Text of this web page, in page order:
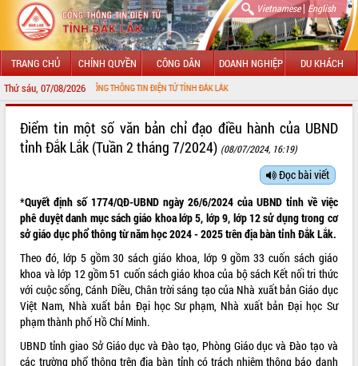
Vietnamese| English
TRANG CHỦ CHÍNH QUYỀN CÔNG DÂN DOANH NGHIỆP DU KHÁCH
Thứ sáu, 07/08/2026
ĐẾN VỚI CỔNG THÔNG TIN ĐIỆN TỬ TỈNH ĐẮK LẮK
LÃNH ĐẠO UBND TỈNH
SỞ, BAN, NGÀNH
THÔNG TIN CHỈ ĐẠO ĐIỀU HÀNH
HỆ THỐNG VĂN BẢN
VĂN BẢN HĐND TỈNH
Điểm tin một số văn bản chỉ đạo điều hành của UBND
tỉnh Đắk Lắk (Tuần 2 tháng 7/2024) (08/07/2024, 16:19)
Đọc bài viết
*Quyết định số 1774/QĐ-UBND ngày 26/6/2024 của UBND tỉnh về việc
phê duyệt danh mục sách giáo khoa lớp 5, lớp 9, lớp 12 sử dụng trong cơ
sở giáo dục phổ thông từ năm học 2024 - 2025 trên địa bàn tỉnh Đắk Lắk.
Theo đó, lớp 5 gồm 30 sách giáo khoa, lớp 9 gồm 33 cuốn sách giáo
khoa và lớp 12 gồm 51 cuốn sách giáo khoa của bộ sách Kết nối tri thức
với cuộc sống, Cánh Diều, Chân trời sáng tạo của Nhà xuất bản Giáo dục
Việt Nam, Nhà xuất bản Đại học Sư phạm, Nhà xuất bản Đại học Sư
phạm thành phố Hồ Chí Minh.
UBND tỉnh giao Sở Giáo dục và Đào tạo, Phòng Giáo dục và Đào tạo và
các trường phổ thông trên địa bàn tỉnh có trách nhiệm thông báo danh